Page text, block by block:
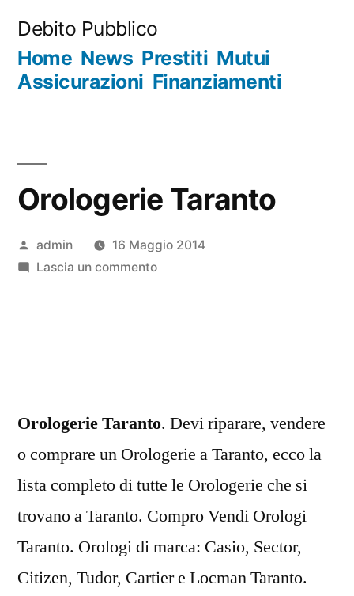
contenuto
Debito Pubblico
Home News Prestiti Mutui
Assicurazioni Finanziamenti
Orologerie Taranto
Pubblicato
da
admin
16 Maggio 2014
Lascia un commentosu
Orologerie Taranto. Devi riparare, vendere
o comprare un Orologerie a Taranto, ecco la
lista completo di tutte le Orologerie che si
trovano a Taranto. Compro Vendi Orologi
Taranto. Orologi di marca: Casio, Sector,
Citizen, Tudor, Cartier e Locman Taranto.